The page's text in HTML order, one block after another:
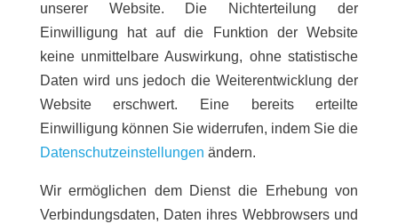
unserer Website. Die Nichterteilung der
Einwilligung hat auf die Funktion der Website
keine unmittelbare Auswirkung, ohne statistische
Daten wird uns jedoch die Weiterentwicklung der
Website erschwert. Eine bereits erteilte
Einwilligung können Sie widerrufen, indem Sie die
Datenschutzeinstellungen ändern.
Wir ermöglichen dem Dienst die Erhebung von
Verbindungsdaten, Daten ihres Webbrowsers und